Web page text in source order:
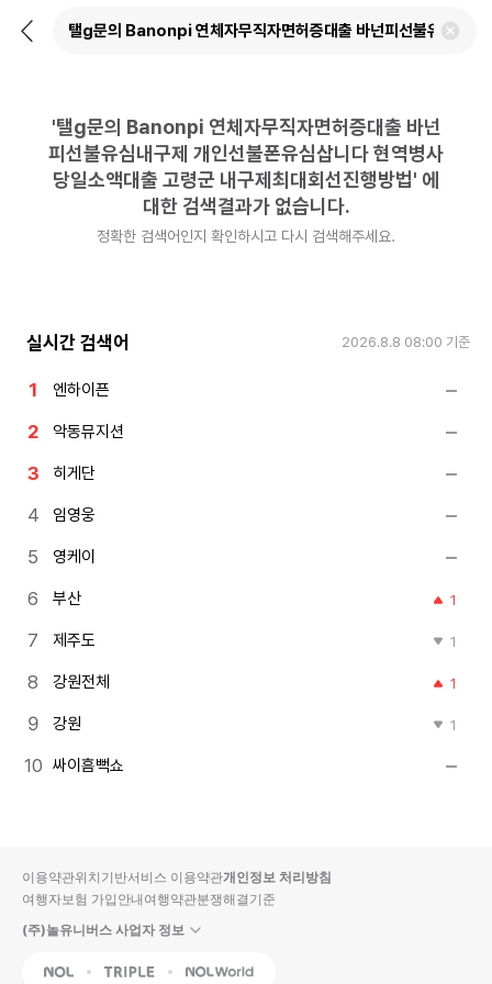
뒤
검
'탤g문의 Banonpi 연체자무직자면허증대출 바넌
피선불유심내구제 개인선불폰유심삽니다 현역병사
당일소액대출 고령군 내구제최대회선진행방법' 에
대한 검색결과가 없습니다.
정확한 검색어인지 확인하시고 다시 검색해주세요.
실시간 검색어 2026.8.8 08:00 기준
엔하이픈
악동뮤지션
히게단
임영웅
영케이
부산 1
제주도 1
강원전체 1
강원 1
싸이흠뻑쇼
이용약관위치기반서비스 이용약관개인정보 처리방침
여행자보험 가입안내여행약관분쟁해결기준
(주)놀유니버스 사업자 정보
NOL Triple Interpark Global